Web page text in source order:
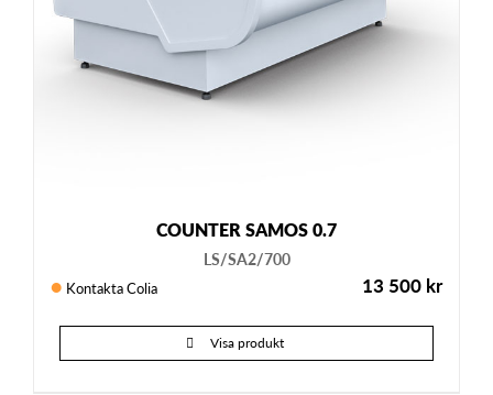
COUNTER SAMOS 0.7
LS/SA2/700
Kontakta Colia 13 500 kr
Visa produkt